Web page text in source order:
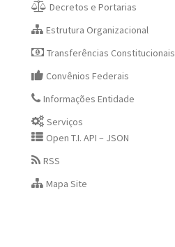
Decretos e Portarias
Estrutura Organizacional
Transferências Constitucionais
Convênios Federais
Informações Entidade
Serviços
Open T.I. API – JSON
RSS
Mapa Site